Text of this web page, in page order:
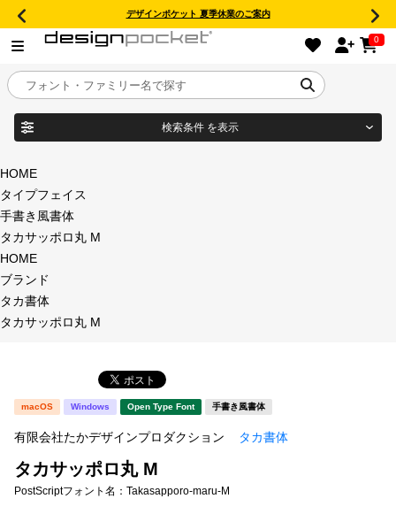
デザインポケット 夏季休業のご案内
0
目的別フォントガイド
特集
年間ライセンス商品
新着一覧
カート
検索条件 を表示
商品名
フォント形式
タイプフェイス
明朝体
角ゴシック
宋朝体
HOME
タイプフェイス
手書き風書体
タカサッポロ丸 M
HOME
ブランド
タカ書体
タカサッポロ丸 M
macOS Windows Open Type Font 手書き風書体
有限会社たかデザインプロダクション タカ書体
タカサッポロ丸 M
PostScriptフォント名： Takasapporo-maru-M